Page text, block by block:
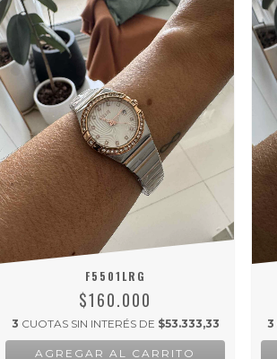
F5501LRG
$160.000
3 CUOTAS SIN INTERÉS DE $53.333,33 3